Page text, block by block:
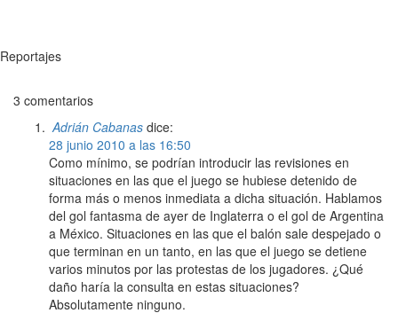
Reportajes
3 comentarios
Adrián Cabanas dice:
28 junio 2010 a las 16:50
Como mínimo, se podrían introducir las revisiones en
situaciones en las que el juego se hubiese detenido de
forma más o menos inmediata a dicha situación. Hablamos
del gol fantasma de ayer de Inglaterra o el gol de Argentina
a México. Situaciones en las que el balón sale despejado o
que terminan en un tanto, en las que el juego se detiene
varios minutos por las protestas de los jugadores. ¿Qué
daño haría la consulta en estas situaciones?
Absolutamente ninguno.